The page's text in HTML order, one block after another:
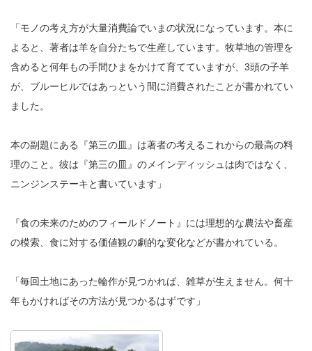
「モノの考え方が大量消費論でいまの状況になっています。本に
よると、著者は羊を自分たちで生産しています。牧草地の管理を
含めると何年もの手間ひまをかけて育てていますが、3頭の子羊
が、ブルーヒルではあっという間に消費されたことが書かれてい
ました。
本の副題にある『第三の皿』は著者の考えるこれからの最高の料
理のこと。彼は『第三の皿』のメインディッシュは肉ではなく、
ニンジンステーキと書いています」
『食の未来のためのフィールドノート』には理想的な農法や畜産
の模索、食に対する価値観の劇的な変化などが書かれている。
「毎回土地にあった輪作が見つかれば、雑草が生えません。何十
年もかければその方法が見つかるはずです」